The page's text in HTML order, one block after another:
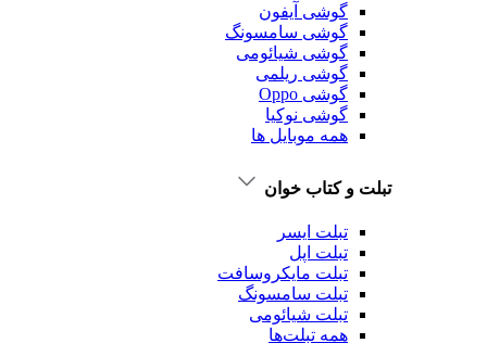
گوشی آیفون
گوشی سامسونگ
گوشی شیائومی
گوشی ریلمی
گوشی Oppo
گوشی نوکیا
همه موبایل ها
تبلت و کتاب خوان
تبلت ایسر
تبلت اپل
تبلت‌ مایکروسافت
تبلت‌ سامسونگ
تبلت شیائومی
همه تبلت‌ها